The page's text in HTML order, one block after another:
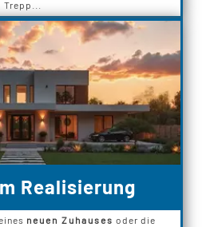
Trepp...
Realisierung
neuen Zuhauses oder die